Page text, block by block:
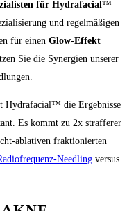
für Hydrafacial™
und regelmäßigen
für einen Glow-Effekt
Sie die Synergien unserer
Hydrafacial™ die Ergebnisse
Es kommt zu 2x strafferer
ablativen fraktionierten
Needling versus